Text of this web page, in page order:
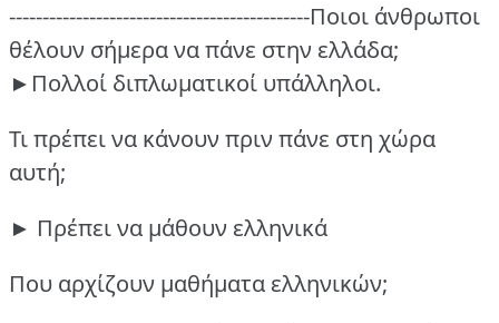
---------------------------------------------Ποιοι άνθρωποι
θέλουν σήμερα να πάνε στην ελλάδα;
►Πολλοί διπλωματικοί υπάλληλοι.
Τι πρέπει να κάνουν πριν πάνε στη χώρα
αυτή;
► Πρέπει να μάθουν ελληνικά
Που αρχίζουν μαθήματα ελληνικών;